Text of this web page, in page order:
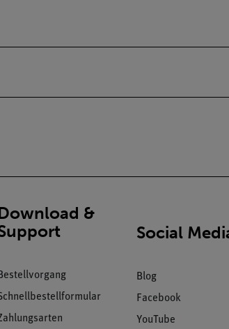
&
Bestellvorgang
Social
Blog
Facebook
YouTube